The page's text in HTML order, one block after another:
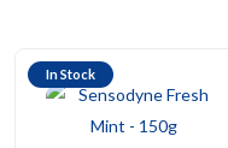
In Stock